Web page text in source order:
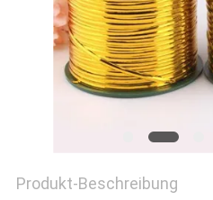
Produkt-Beschreibung